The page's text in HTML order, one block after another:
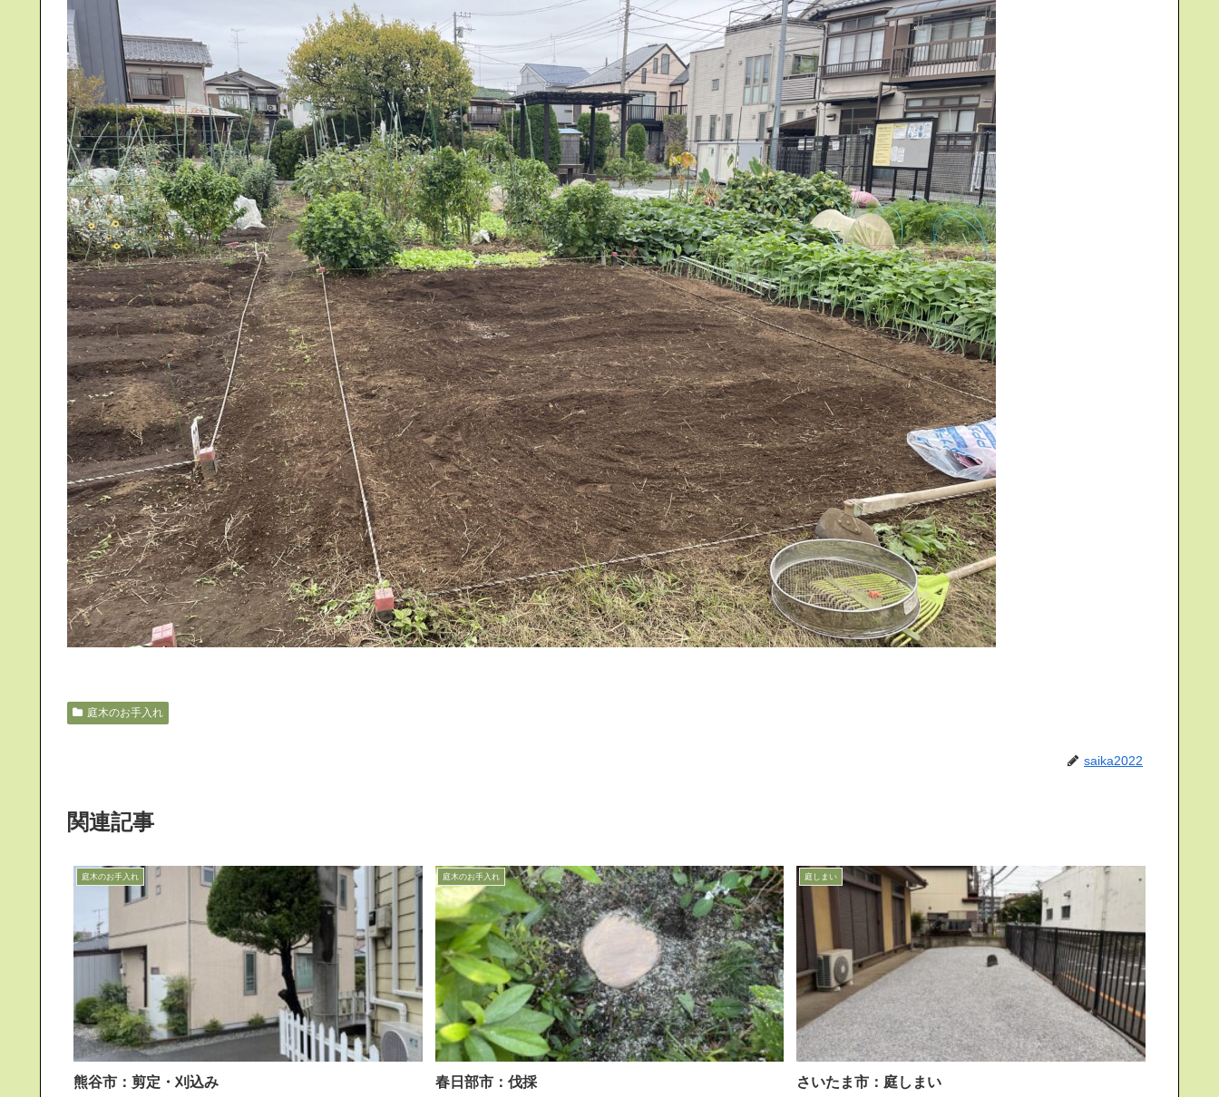
庭木のお手入れ
saika2022
関連記事
庭木のお手入れ
熊谷市：剪定・刈込み
庭木のお手入れ
春日部市：伐採
庭しまい
さいたま市：庭しまい